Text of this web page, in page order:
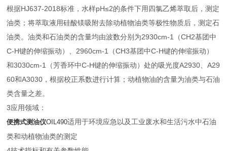
根据HJ637-2018标准，水样pH≤2的条件下用四氯乙烯萃取后，测定
油类；将萃取液用硅酸镁吸附去除动植物油类等极性物质后，测定石
油类。油类和石油类的含量均由波数分别为2930cm-1（CH2基团中
C-H键的伸缩振动）、2960cm-1（CH3基团中C-H键的伸缩振动）
和3030cm-1（芳香环中C-H键的伸缩振动）处的吸光度A2930、A29
60和A3030，根据校正系数进行计算；动植物油的含量为油类与石油
类含量之差。
3应用领域：
便携式测油仪OIL490适用于环境应急以及工业废水和生活污水中石油
类和动植物油类的测定